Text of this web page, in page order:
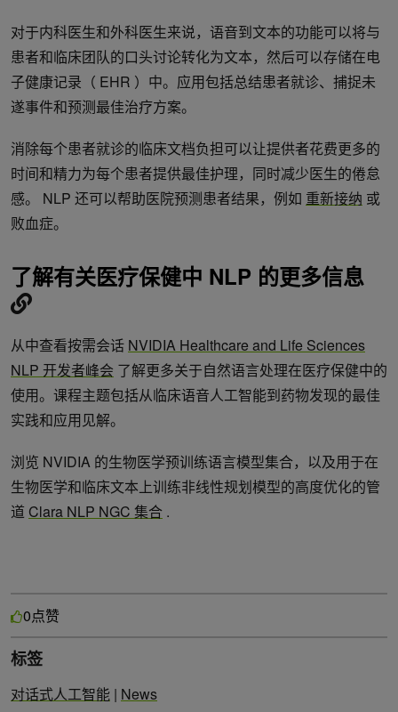
对于内科医生和外科医生来说，语音到文本的功能可以将与
患者和临床团队的口头讨论转化为文本，然后可以存储在电
子健康记录（ EHR ）中。应用包括总结患者就诊、捕捉未
遂事件和预测最佳治疗方案。
消除每个患者就诊的临床文档负担可以让提供者花费更多的
时间和精力为每个患者提供最佳护理，同时减少医生的倦怠
感。 NLP 还可以帮助医院预测患者结果，例如 重新接纳 或
败血症。
了解有关医疗保健中 NLP 的更多信息
从中查看按需会话 NVIDIA Healthcare and Life Sciences
NLP 开发者峰会 了解更多关于自然语言处理在医疗保健中的
使用。课程主题包括从临床语音人工智能到药物发现的最佳
实践和应用见解。
浏览 NVIDIA 的生物医学预训练语言模型集合，以及用于在
生物医学和临床文本上训练非线性规划模型的高度优化的管
道 Clara NLP NGC 集合 .
0点赞
标签
对话式人工智能 | News